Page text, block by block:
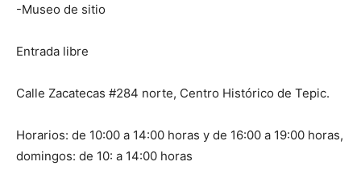
-Museo de sitio
Entrada libre
Calle Zacatecas #284 norte, Centro Histórico de Tepic.
Horarios: de 10:00 a 14:00 horas y de 16:00 a 19:00 horas,
domingos: de 10: a 14:00 horas